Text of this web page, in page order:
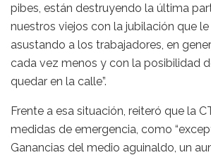
pibes, están destruyendo la última
nuestros viejos con la jubilación que
asustando a los trabajadores, en
cada vez menos y con la posibilidad
quedar en la calle”.
Frente a esa situación, reiteró que la
medidas de emergencia, como
Ganancias del medio aguinaldo, un